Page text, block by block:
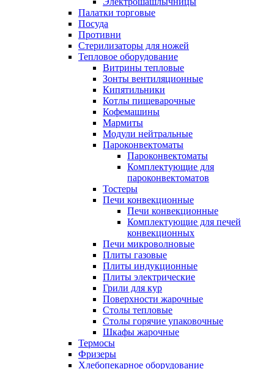
Палатки торговые
Посуда
Противни
Стерилизаторы для ножей
Тепловое оборудование
Витрины тепловые
Зонты вентиляционные
Кипятильники
Котлы пищеварочные
Кофемашины
Мармиты
Модули нейтральные
Пароконвектоматы
Пароконвектоматы
Комплектующие для
пароконвектоматов
Тостеры
Печи конвекционные
Печи конвекционные
Комплектующие для печей
конвекционных
Печи микроволновые
Плиты газовые
Плиты индукционные
Плиты электрические
Грили для кур
Поверхности жарочные
Столы тепловые
Столы горячие упаковочные
Шкафы жарочные
Термосы
Фризеры
Хлебопекарное оборудование